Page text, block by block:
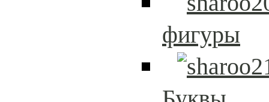
фигуры